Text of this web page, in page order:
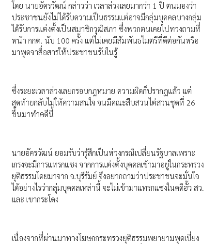
โดย นายอัครวัฒน์ กล่าวว่า เวลาล่วงเลยมากว่า 1 ปี ตนมองว่า
ประชาชนยังไม่ได้รับความเป็นธรรมแต่อาจมีกลุ่มบุคคลบางกลุ่ม
ได้รับการแต่งตั้งเป็นสมาชิกวุฒิสภา ซึ่งพวกตนเคยไปทวงถามที่
หน้า กกต. นับ 100 ครั้ง แต่ไม่เคยมีสัมพันธไมตรีที่ดีต่อกันหรือ
มาพูดจาสื่อสารให้ประชาชนรับในรู้
ซึ่งระยะเวลาล่วงเลยกรอบกฎหมาย ความผิดก็ปรากฏแล้ว แต่
สุดท้ายกลับไม่ให้ความสนใจ จนมีคณะสืบสวนไต่สวนชุดที่ 26
ขึ้นมาทําคดีนี้
นายอัครวัฒน์ ยอมรับว่ารู้สึกเป็นห่วงกรณีเปลี่ยนรัฐบาลเพราะ
เกรงจะมีการแทรกแซง จากการแต่งตั้งบุคคลเข้ามาอยู่ในกระทรวง
ยุติธรรมโดยมาจาก จ.บุรีรัมย์ จึงอยากถามว่าประชาชนจะมั่นใจ
ได้อย่างไรว่ากลุ่มบุคคลเหล่านี้ จะไม่เข้ามาแทรกแซงในคดีฮั้ว สว.
และ เขากระโดง
เนื่องจากที่ผ่านมาทางโฆษกกระทรวงยุติธรรมพยายามพูดเบี่ยง